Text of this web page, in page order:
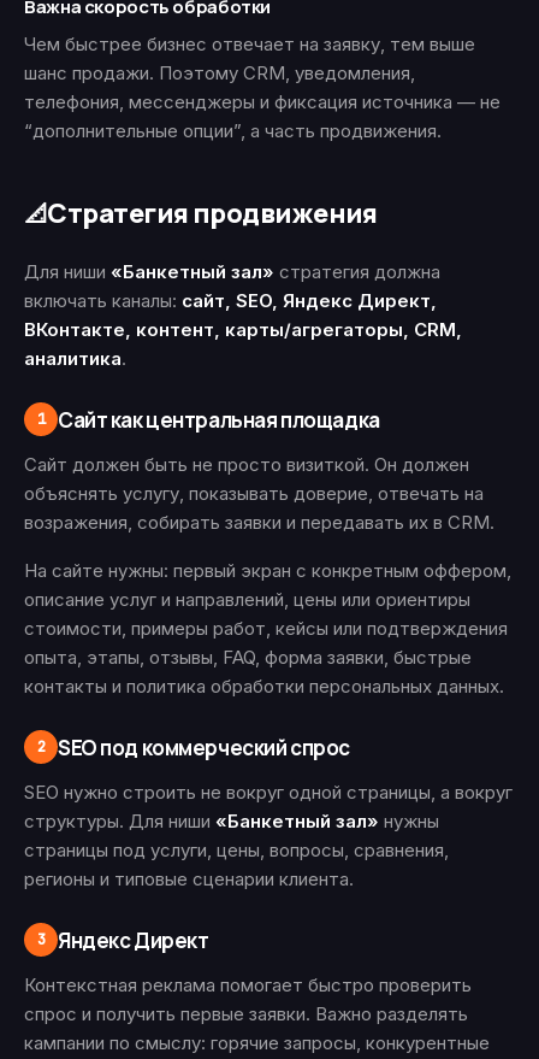
Важна скорость обработки
Чем быстрее бизнес отвечает на заявку, тем выше
шанс продажи. Поэтому CRM, уведомления,
телефония, мессенджеры и фиксация источника — не
“дополнительные опции”, а часть продвижения.
📐Стратегия продвижения
Для ниши «Банкетный зал» стратегия должна
включать каналы: сайт, SEO, Яндекс Директ,
ВКонтакте, контент, карты/агрегаторы, CRM,
аналитика.
1 Сайт как центральная площадка
Сайт должен быть не просто визиткой. Он должен
объяснять услугу, показывать доверие, отвечать на
возражения, собирать заявки и передавать их в CRM.
На сайте нужны: первый экран с конкретным оффером,
описание услуг и направлений, цены или ориентиры
стоимости, примеры работ, кейсы или подтверждения
опыта, этапы, отзывы, FAQ, форма заявки, быстрые
контакты и политика обработки персональных данных.
2 SEO под коммерческий спрос
SEO нужно строить не вокруг одной страницы, а вокруг
структуры. Для ниши «Банкетный зал» нужны
страницы под услуги, цены, вопросы, сравнения,
регионы и типовые сценарии клиента.
3 Яндекс Директ
Контекстная реклама помогает быстро проверить
спрос и получить первые заявки. Важно разделять
кампании по смыслу: горячие запросы, конкурентные